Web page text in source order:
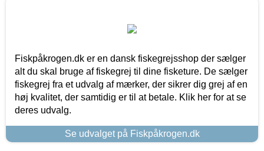
Fiskpåkrogen.dk er en dansk fiskegrejsshop der sælger
alt du skal bruge af fiskegrej til dine fisketure. De sælger
fiskegrej fra et udvalg af mærker, der sikrer dig grej af en
høj kvalitet, der samtidig er til at betale. Klik her for at se
deres udvalg.
Se udvalget på Fiskpåkrogen.dk